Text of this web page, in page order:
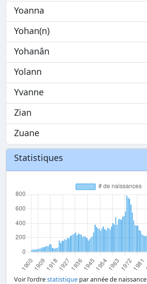
Yoanna
Yohan(n)
Yohanân
Yolann
Yvanne
Zian
Zuane
Statistiques
Voir l'ordrestatistique par année de naissance